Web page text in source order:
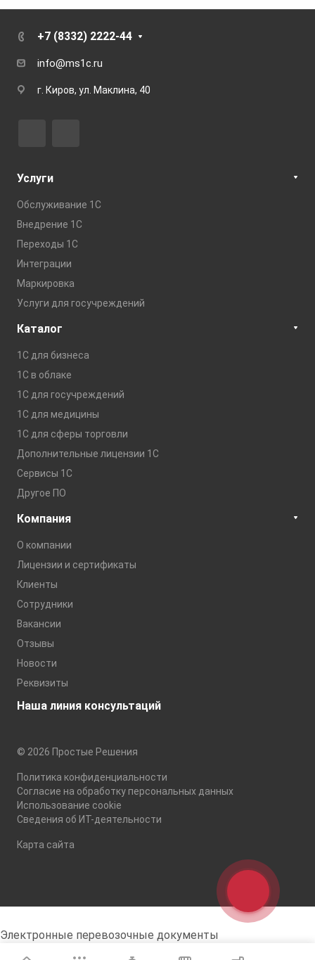
+7 (8332) 2222-44
info@ms1c.ru
г. Киров, ул. Маклина, 40
Услуги
Обслуживание 1С
Внедрение 1С
Переходы 1С
Интеграции
Маркировка
Услуги для госучреждений
Каталог
1С для бизнеса
1C в облаке
1С для госучреждений
1С для медицины
1С для сферы торговли
Дополнительные лицензии 1С
Сервисы 1С
Другое ПО
Компания
О компании
Лицензии и сертификаты
Клиенты
Сотрудники
Вакансии
Отзывы
Новости
Реквизиты
Наша линия консультаций
© 2026 Простые Решения
Политика конфиденциальности
Согласие на обработку персональных данных
Использование cookie
Сведения об ИТ-деятельности
Карта сайта
Электронные перевозочные документы
Подключите ГИС ЭПД прямо в 1С. Успейте
до 1 сентября